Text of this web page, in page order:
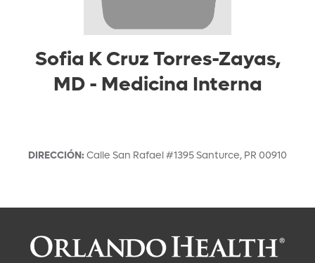
Sofia K Cruz Torres-Zayas,
MD - Medicina Interna
DIRECCIÓN:Calle San Rafael #1395Santurce, PR 00910
Solicitar una cita con: